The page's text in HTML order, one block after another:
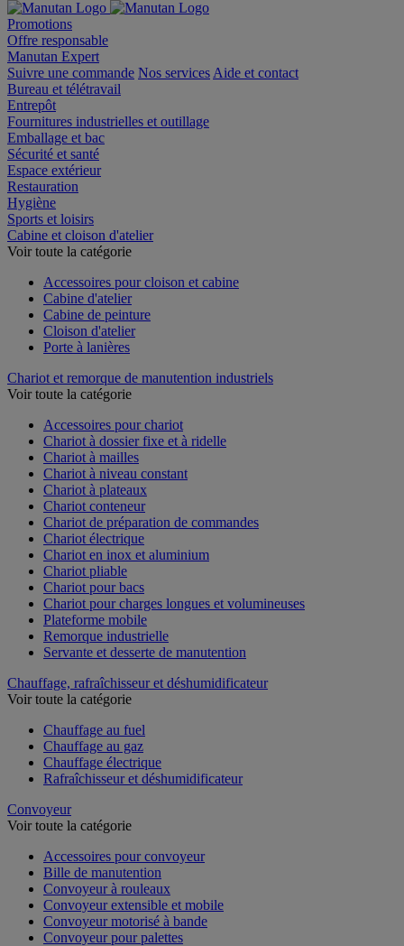
Promotions
Offre responsable
Manutan Expert
Suivre une commande Nos services Aide et contact
Bureau et télétravail
Entrepôt
Fournitures industrielles et outillage
Emballage et bac
Sécurité et santé
Espace extérieur
Restauration
Hygiène
Sports et loisirs
Cabine et cloison d'atelier
Voir toute la catégorie
Accessoires pour cloison et cabine
Cabine d'atelier
Cabine de peinture
Cloison d'atelier
Porte à lanières
Chariot et remorque de manutention industriels
Voir toute la catégorie
Accessoires pour chariot
Chariot à dossier fixe et à ridelle
Chariot à mailles
Chariot à niveau constant
Chariot à plateaux
Chariot conteneur
Chariot de préparation de commandes
Chariot électrique
Chariot en inox et aluminium
Chariot pliable
Chariot pour bacs
Chariot pour charges longues et volumineuses
Plateforme mobile
Remorque industrielle
Servante et desserte de manutention
Chauffage, rafraîchisseur et déshumidificateur
Voir toute la catégorie
Chauffage au fuel
Chauffage au gaz
Chauffage électrique
Rafraîchisseur et déshumidificateur
Convoyeur
Voir toute la catégorie
Accessoires pour convoyeur
Bille de manutention
Convoyeur à rouleaux
Convoyeur extensible et mobile
Convoyeur motorisé à bande
Convoyeur pour palettes